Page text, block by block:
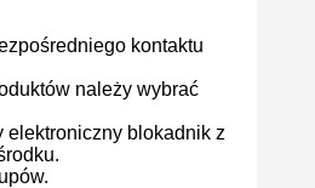
kontaktu
należy wybrać
elektroniczny blokadnik z